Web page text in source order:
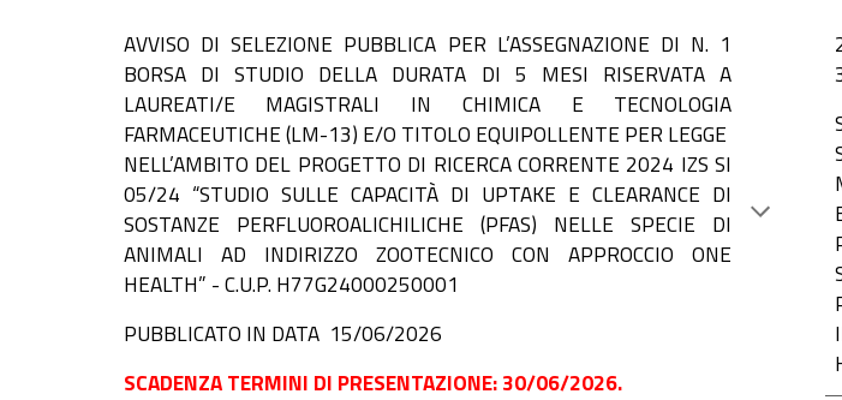
AVVISO DISELEZIONE PUBBLICA PER L’ASSEGNAZIONE DI N. 1
BORSA DI STUDIO DELLA DURATA DI 5 MESI RISERVATA A
LAUREATI/E MAGISTRALI IN CHIMICA E TECNOLOGIA
FARMACEUTICHE (LM-13) E/O TITOLO EQUIPOLLENTE PER LEGGE
NELL’AMBITO DEL PROGETTO DI RICERCA CORRENTE 2024 IZS SI
05/24 “STUDIO SULLE CAPACITÀ DI UPTAKE E CLEARANCE DI
SOSTANZE PERFLUOROALICHILICHE (PFAS) NELLE SPECIE DI
ANIMALI AD INDIRIZZO ZOOTECNICO CON APPROCCIO ONE
HEALTH” - C.U.P. H77G24000250001
PUBBLICATO IN DATA 15/06/2026
SCADENZA TERMINI DI PRESENTAZIONE: 30/06/2026.